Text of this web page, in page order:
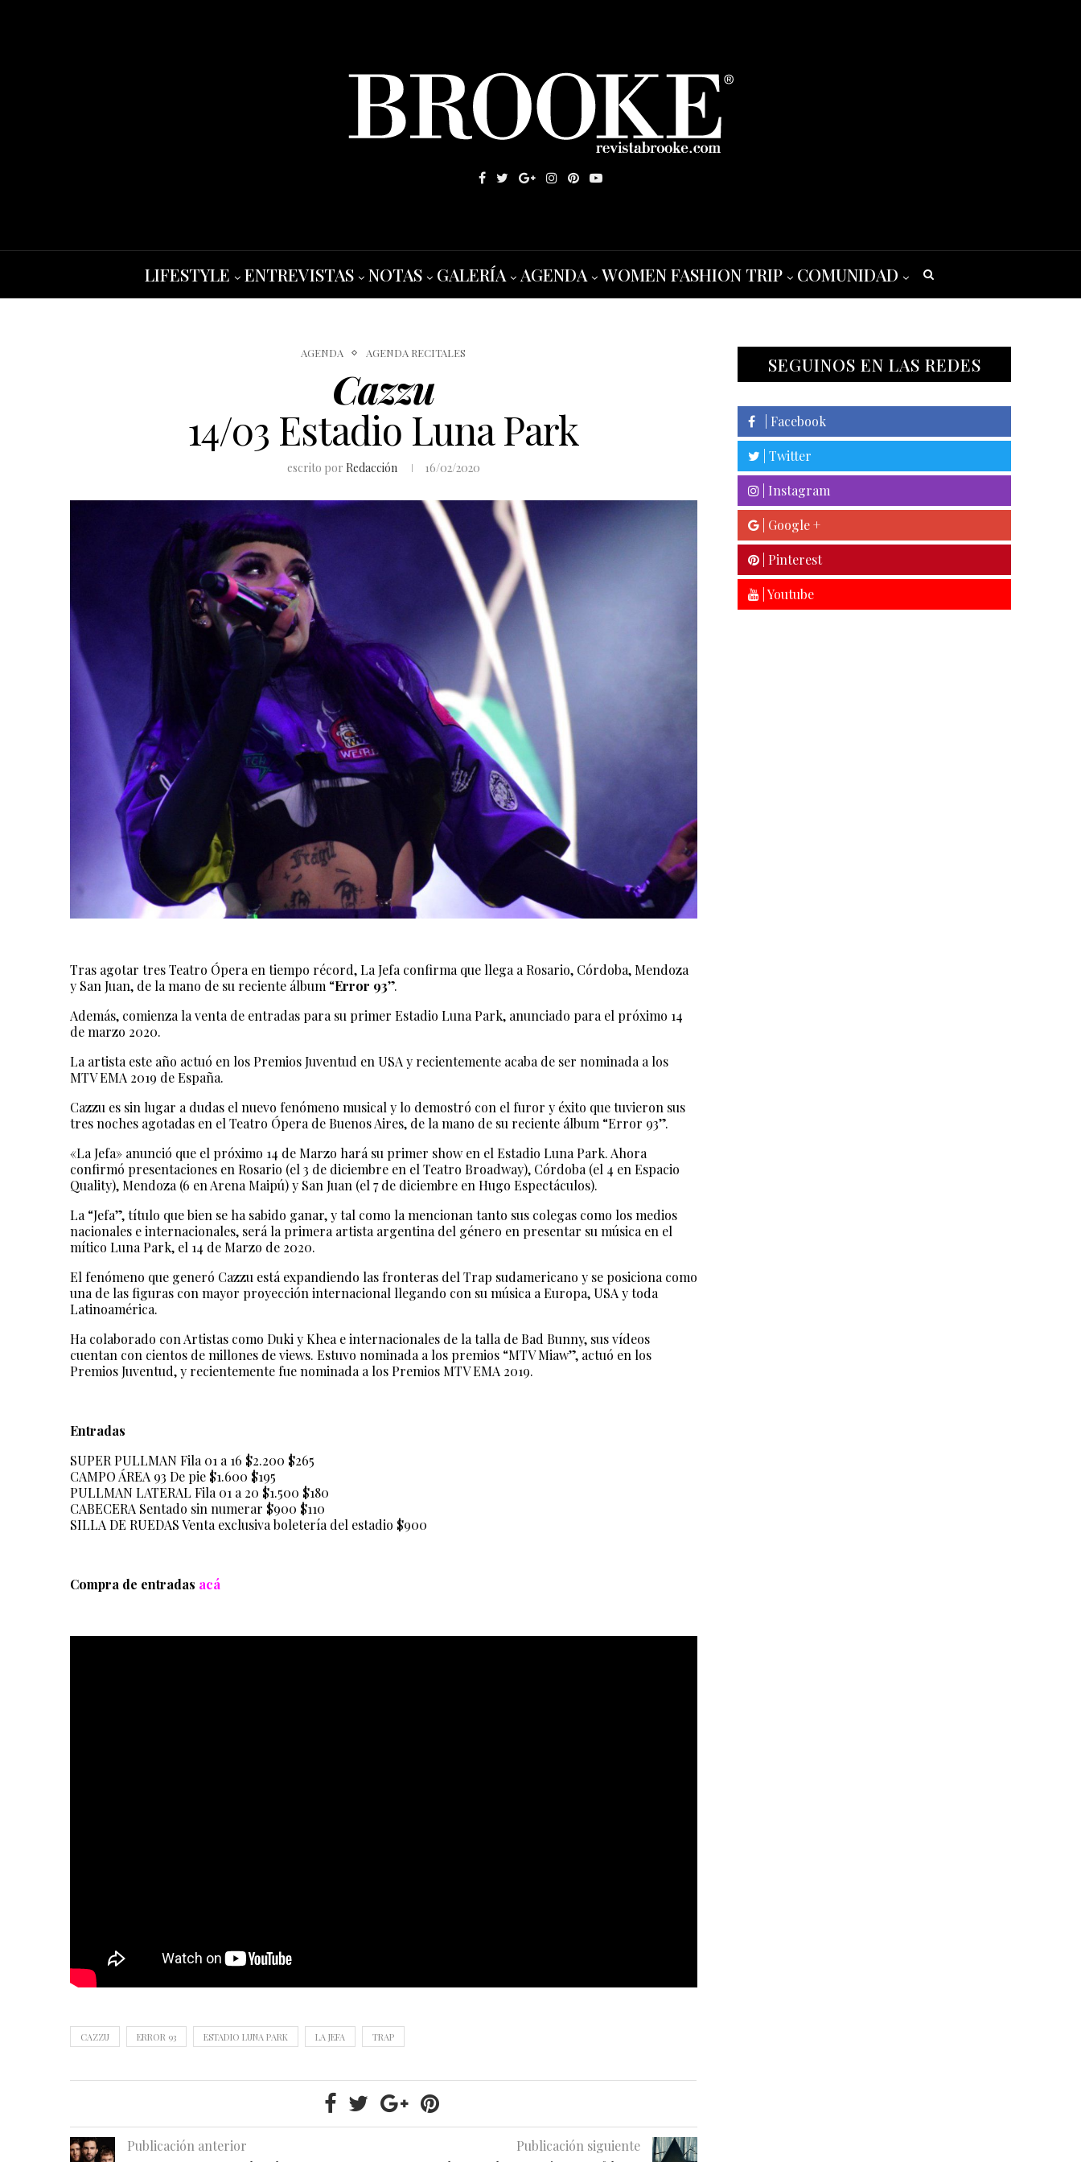
LIFESTYLE ENTREVISTAS NOTAS GALERÍA AGENDA WOMEN FASHION TRIP COMUNIDAD
AGENDA AGENDA RECITALES
Cazzu
14/03 Estadio Luna Park
escrito por Redacción 16/02/2020
Tras agotar tres Teatro Ópera en tiempo récord, La Jefa confirma que llega a Rosario, Córdoba, Mendoza
y San Juan, de la mano de su reciente álbum “Error 93”.
Además, comienza la venta de entradas para su primer Estadio Luna Park, anunciado para el próximo 14
de marzo 2020.
La artista este año actuó en los Premios Juventud en USA y recientemente acaba de ser nominada a los
MTV EMA 2019 de España.
Cazzu es sin lugar a dudas el nuevo fenómeno musical y lo demostró con el furor y éxito que tuvieron sus
tres noches agotadas en el Teatro Ópera de Buenos Aires, de la mano de su reciente álbum “Error 93”.
«La Jefa» anunció que el próximo 14 de Marzo hará su primer show en el Estadio Luna Park. Ahora
confirmó presentaciones en Rosario (el 3 de diciembre en el Teatro Broadway), Córdoba (el 4 en Espacio
Quality), Mendoza (6 en Arena Maipú) y San Juan (el 7 de diciembre en Hugo Espectáculos).
La “Jefa”, título que bien se ha sabido ganar, y tal como la mencionan tanto sus colegas como los medios
nacionales e internacionales, será la primera artista argentina del género en presentar su música en el
mítico Luna Park, el 14 de Marzo de 2020.
El fenómeno que generó Cazzu está expandiendo las fronteras del Trap sudamericano y se posiciona como
una de las figuras con mayor proyección internacional llegando con su música a Europa, USA y toda
Latinoamérica.
Ha colaborado con Artistas como Duki y Khea e internacionales de la talla de Bad Bunny, sus vídeos
cuentan con cientos de millones de views. Estuvo nominada a los premios “MTV Miaw”, actuó en los
Premios Juventud, y recientemente fue nominada a los Premios MTV EMA 2019.
Entradas
SUPER PULLMAN Fila 01 a 16 $2.200 $265
CAMPO ÁREA 93 De pie $1.600 $195
PULLMAN LATERAL Fila 01 a 20 $1.500 $180
CABECERA Sentado sin numerar $900 $110
SILLA DE RUEDAS Venta exclusiva boletería del estadio $900
Compra de entradas acá
CAZZU ERROR 93 ESTADIO LUNA PARK LA JEFA TRAP
Publicación anterior Publicación siguiente
SEGUINOS EN LAS REDES
| Facebook
| Twitter
| Instagram
| Google +
| Pinterest
| Youtube